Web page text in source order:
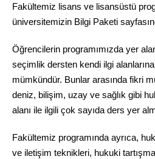
Fakültemiz lisans ve lisansüstü
üniversitemizin Bilgi Paketi
Öğrencilerin programımızda yer
seçimlik dersten kendi ilgi
mümkündür. Bunlar arasında fikri
deniz, bilişim, uzay ve sağlık gibi
alanı ile ilgili çok sayıda ders yer
Fakültemiz programında ayrıca,
ve iletişim teknikleri, hukuki